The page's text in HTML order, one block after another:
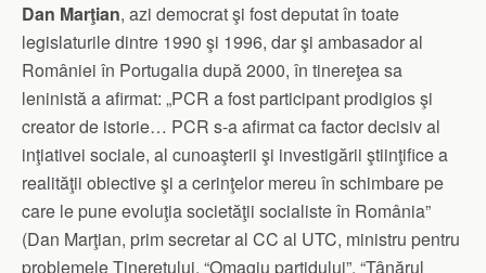
Dan Marţian, azi democrat şi fost deputat în toate
legislaturile dintre 1990 şi 1996, dar şi ambasador al
României în Portugalia după 2000, în tinereţea sa
leninistă a afirmat: „PCR a fost participant prodigios şi
creator de istorie… PCR s-a afirmat ca factor decisiv al
inţiativei sociale, al cunoaşterii şi investigării ştiinţifice a
realităţii obiective şi a cerinţelor mereu în schimbare pe
care le pune evoluţia societăţii socialiste în România”
(Dan Marţian, prim secretar al CC al UTC, ministru pentru
problemele Tineretului, “Omagiu partidului”, “Tânărul